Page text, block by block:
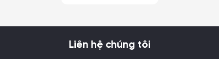
Liên hệ chúng tôi